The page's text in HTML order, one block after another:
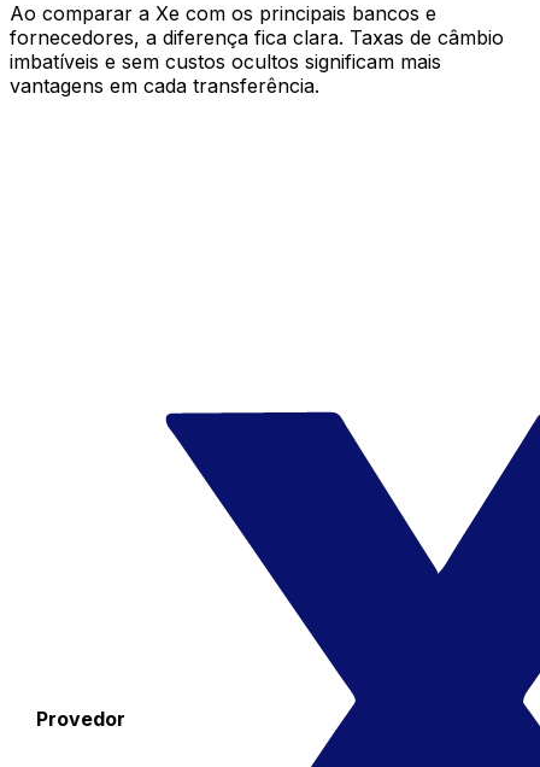
Ao comparar a Xe com os principais bancos e
fornecedores, a diferença fica clara. Taxas de câmbio
imbatíveis e sem custos ocultos significam mais
vantagens em cada transferência.
Provedor